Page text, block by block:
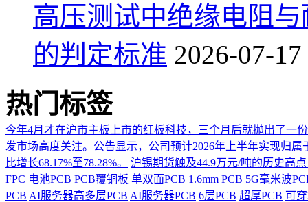
高压测试中绝缘电阻
的判定标准 2026-07-17
热门标签
今年4月才在沪市主板上市的红板科技，三个月后就抛出了一
发市场高度关注。公告显示，公司预计2026年上半年实现归
比增长68.17%至78.28%。
沪锡期货触及44.9万元/吨的历史高
FPC 电池PCB PCB覆铜板 单双面PCB 1.6mm PCB 5G毫米波
PCB AI服务器高多层PCB AI服务器PCB 6层PCB 超厚PCB 可